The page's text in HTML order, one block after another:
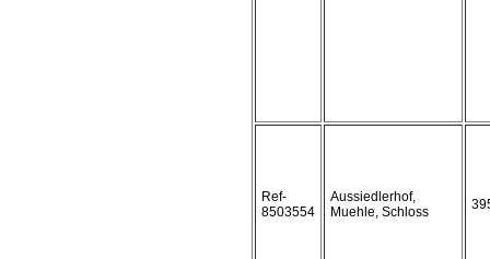
Ref-
8503554
Aussiedlerhof,
Muehle, Schloss